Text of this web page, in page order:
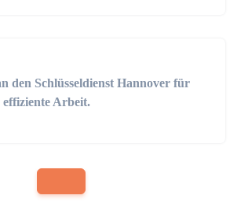
den Schlüsseldienst Hannover für
Arbeit.